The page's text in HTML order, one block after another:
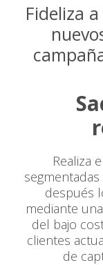
Fideliza
Realiza
después
mediante
del bajo
clientes
de